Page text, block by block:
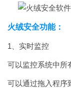
火绒安全功能：
1、实时监控
可以监控系统中所
可以通过拖入程序